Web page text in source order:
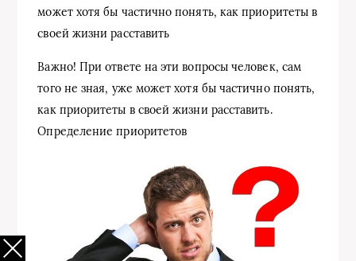
может хотя бы частично понять, как приоритеты в
своей жизни расставить
Важно! При ответе на эти вопросы человек, сам
того не зная, уже может хотя бы частично понять,
как приоритеты в своей жизни расставить.
Определение приоритетов